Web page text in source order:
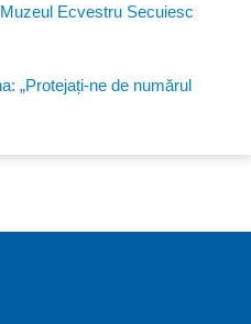
Ecvestru Secuiesc
„Protejați-ne de numărul